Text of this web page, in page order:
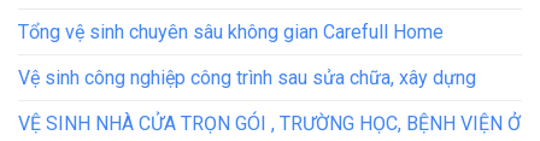
Tổng vệ sinh chuyên sâu không gian Carefull Home
Vệ sinh công nghiệp công trình sau sửa chữa, xây dựng
VỆ SINH NHÀ CỬA TRỌN GÓI , TRƯỜNG HỌC, BỆNH VIỆN Ở